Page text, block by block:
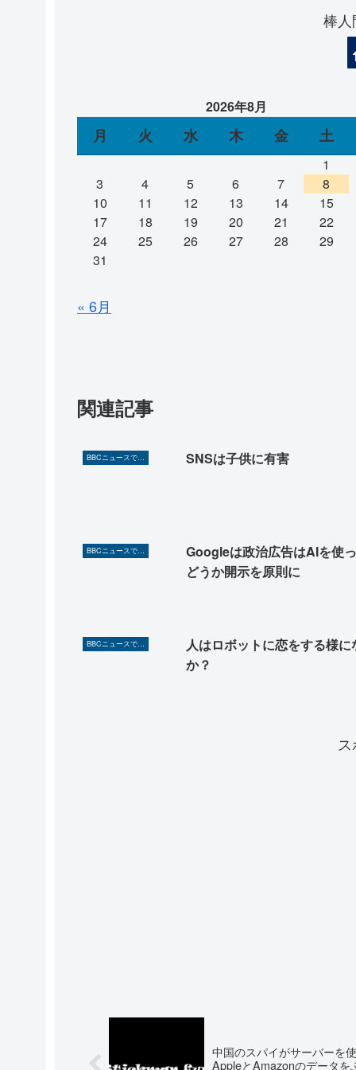
棒
2026年8月
月 火 水 木 金 土
1
3
4 5 6 7
8
10
11 12 13 14
15
17
18 19 20 21
22
24
25 26 27 28
29
31
« 6月
関連記事
BBCニュースで英語を勉強しよう（TOEIC対策に！） SNSは子供に有害
BBCニュースで英語を勉強しよう（TOEIC対策に！）
Googleは政治広告はAIを使
どうか開示を原則に
BBCニュースで英語を勉強しよう（TOEIC対策に！）
人はロボットに恋をする様に
か？
中国のスパイがサーバーを
AppleとAmazonのデータを